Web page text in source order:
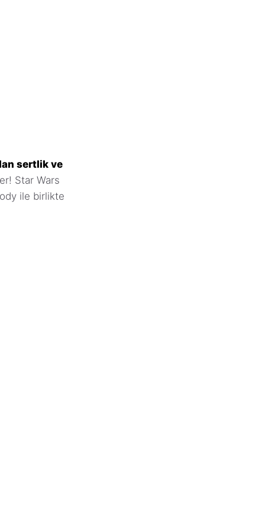
sertlik ve
Star Wars
ile birlikte